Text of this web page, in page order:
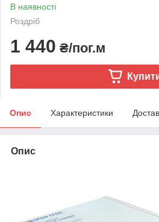
В наявності
Роздріб
1 440 ₴/пог.м
Опис Характеристики
Опис